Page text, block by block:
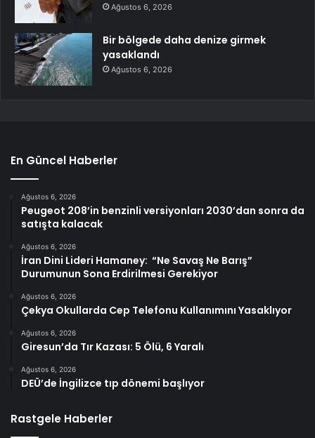
Ağustos 6, 2026
Bir bölgede daha denize girmek
yasaklandı
Ağustos 6, 2026
En Güncel Haberler
Ağustos 6, 2026
Peugeot 208’in benzinli versiyonları 2030’dan sonra da
satışta kalacak
Ağustos 6, 2026
İran Dini Lideri Hamaney: “Ne Savaş Ne Barış”
Durumunun Sona Erdirilmesi Gerekiyor
Ağustos 6, 2026
Çekya Okullarda Cep Telefonu Kullanımını Yasaklıyor
Ağustos 6, 2026
Giresun’da Tır Kazası: 5 Ölü, 6 Yaralı
Ağustos 6, 2026
DEÜ’de İngilizce tıp dönemi başlıyor
Rastgele Haberler